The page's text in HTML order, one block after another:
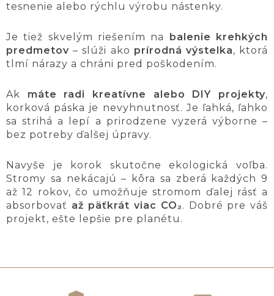
tesnenie alebo rýchlu výrobu nástenky.
Je tiež skvelým riešením na
balenie krehkých
predmetov – slúži ako prírodná výstelka, ktorá
tlmí nárazy a chráni pred poškodením.
Ak máte radi kreatívne alebo DIY projekty,
korková páska je nevyhnutnosť. Je ľahká, ľahko
sa strihá a lepí a prirodzene vyzerá výborne –
bez potreby ďalšej úpravy.
Navyše je korok skutočne ekologická voľba.
Stromy sa nekácajú – kôra sa zberá každých 9
až 12 rokov, čo umožňuje stromom ďalej rásť a
absorbovať až päťkrát viac CO₂. Dobré pre váš
projekt, ešte lepšie pre planétu.